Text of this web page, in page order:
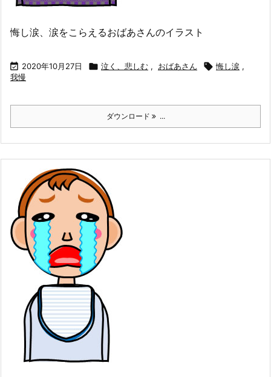
悔し涙、涙をこらえるおばあさんのイラスト
 2020年10月27日  泣く、悲しむ , おばあさん  悔し涙 ,
我慢
ダウンロード ...